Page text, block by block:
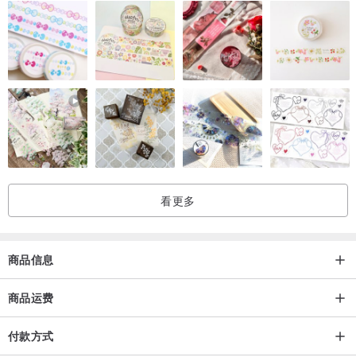
看更多
商品信息
商品运费
付款方式